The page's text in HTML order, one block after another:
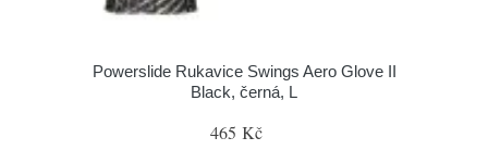
Powerslide Rukavice Swings Aero Glove II
Black, černá, L
465 Kč